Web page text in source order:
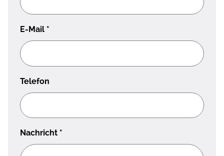
E-Mail *
Telefon
Nachricht *